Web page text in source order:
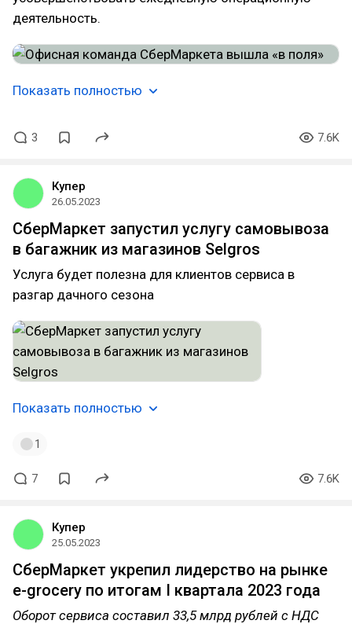
деятельность.
Показать полностью
3 7.6K
Купер
26.05.2023
СберМаркет запустил услугу самовывоза
в багажник из магазинов Selgros
Услуга будет полезна для клиентов сервиса в
разгар дачного сезона
Показать полностью
1
7 7.6K
Купер
25.05.2023
СберМаркет укрепил лидерство на рынке
e-grocery по итогам I квартала 2023 года
Оборот сервиса составил 33,5 млрд рублей с НДС